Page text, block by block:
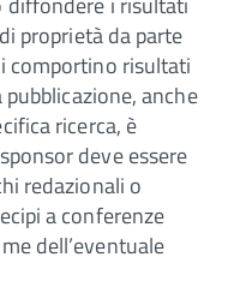
proprietà da parte
comportino risultati
anche
ricerca, è
deve essere
redazionali o
a conferenze
dell’eventuale